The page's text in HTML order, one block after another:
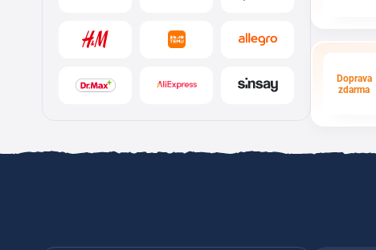
Doprava
zdarma